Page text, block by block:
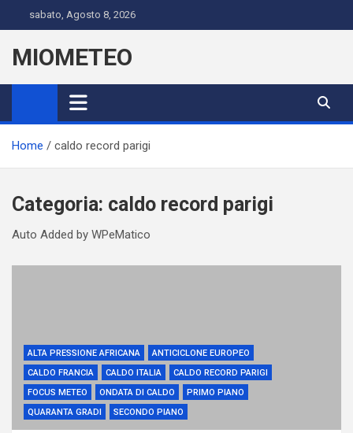
to
content
sabato, Agosto 8, 2026
MIOMETEO
Home caldo record parigi
Categoria: caldo record parigi
Auto Added by WPeMatico
ALTA PRESSIONE AFRICANA
ANTICICLONE EUROPEO
CALDO FRANCIA
CALDO ITALIA
CALDO RECORD PARIGI
FOCUS METEO
ONDATA DI CALDO
PRIMO PIANO
QUARANTA GRADI
SECONDO PIANO